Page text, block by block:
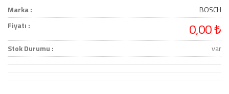
Marka :
BOSCH
Fiyatı :
0,00 ₺
Stok Durumu : var